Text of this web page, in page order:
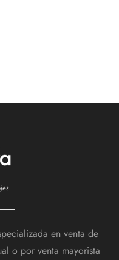
en venta de
o por venta mayorista